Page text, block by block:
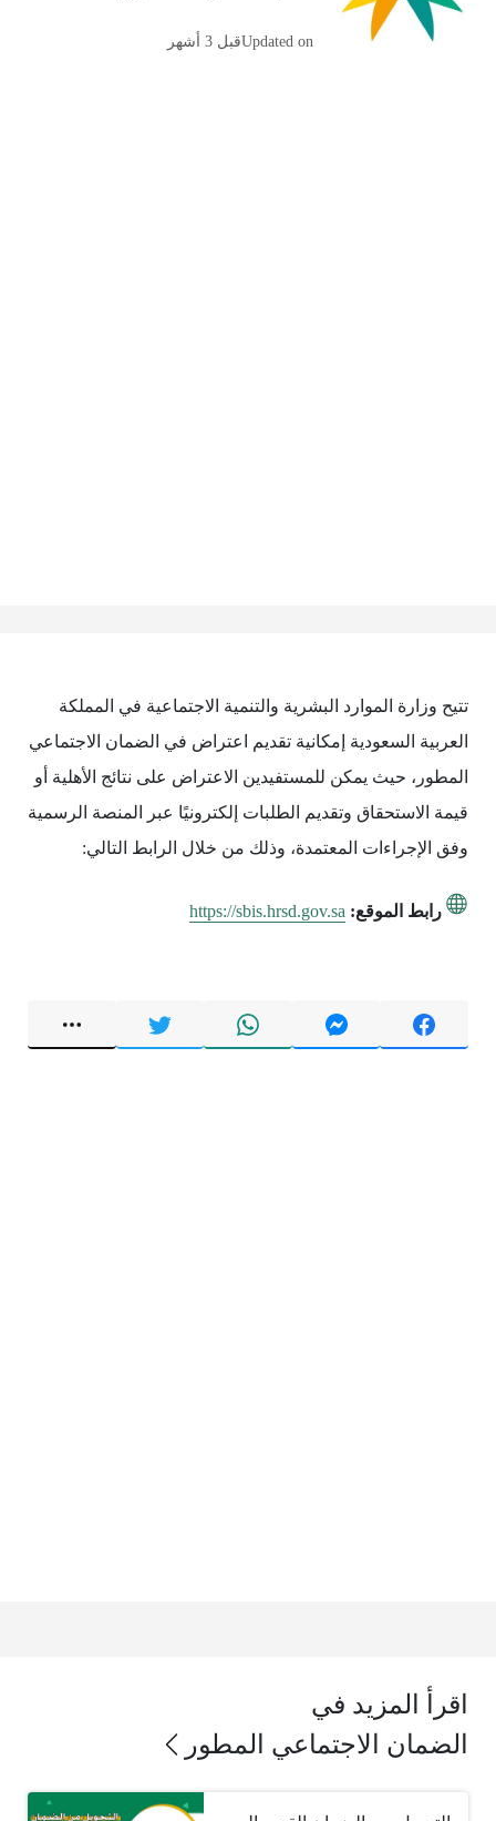
Updated onقبل 3 أشهر
تتيح وزارة الموارد البشرية والتنمية الاجتماعية في المملكة
العربية السعودية إمكانية تقديم اعتراض في الضمان الاجتماعي
المطور، حيث يمكن للمستفيدين الاعتراض على نتائج الأهلية أو
قيمة الاستحقاق وتقديم الطلبات إلكترونيًا عبر المنصة الرسمية
وفق الإجراءات المعتمدة، وذلك من خلال الرابط التالي:
رابط الموقع: https://sbis.hrsd.gov.sa
اقرأ المزيد في
الضمان الاجتماعي المطور